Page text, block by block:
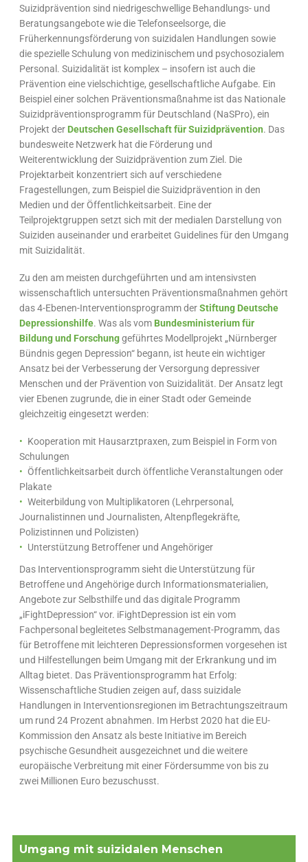
Suizidprävention sind niedrigeschwellige Behandlungs- und
Beratungsangebote wie die Telefonseelsorge, die
Früherkennungsförderung von suizidalen Handlungen sowie
die spezielle Schulung von medizinischem und psychosozialem
Personal. Suizidalität ist komplex – insofern ist auch die
Prävention eine vielschichtige, gesellschaftliche Aufgabe. Ein
Beispiel einer solchen Präventionsmaßnahme ist das Nationale
Suizidpräventionsprogramm für Deutschland (NaSPro), ein
Projekt der Deutschen Gesellschaft für Suizidprävention. Das
bundesweite Netzwerk hat die Förderung und
Weiterentwicklung der Suizidprävention zum Ziel. Die
Projektarbeit konzentriert sich auf verschiedene
Fragestellungen, zum Beispiel die Suizidprävention in den
Medien und der Öffentlichkeitsarbeit. Eine der
Teilprojektgruppen setzt sich mit der medialen Darstellung von
Suiziden auseinander und erarbeitet Guidelines für den Umgang
mit Suizidalität.
Zu den am meisten durchgeführten und am intensivsten
wissenschaftlich untersuchten Präventionsmaßnahmen gehört
das 4-Ebenen-Interventionsprogramm derStiftung Deutsche
Depressionshilfe. Was als vom Bundesministerium für
Bildung und Forschunggeführtes Modellprojekt „Nürnberger
Bündnis gegen Depression“ begann, ist heute ein wichtiger
Ansatz bei der Verbesserung der Versorgung depressiver
Menschen und der Prävention von Suizidalität. Der Ansatz legt
vier Ebenen zugrunde, die in einer Stadt oder Gemeinde
gleichzeitig eingesetzt werden:
Kooperation mit Hausarztpraxen, zum Beispiel in Form von
Schulungen
Öffentlichkeitsarbeit durch öffentliche Veranstaltungen oder
Plakate
Weiterbildung von Multiplikatoren (Lehrpersonal,
Journalistinnen und Journalisten, Altenpflegekräfte,
Polizistinnen und Polizisten)
Unterstützung Betroffener und Angehöriger
Das Interventionsprogramm sieht die Unterstützung für
Betroffene und Angehörige durch Informationsmaterialien,
Angebote zur Selbsthilfe und das digitale Programm
„iFightDepression“ vor. iFightDepression ist ein vom
Fachpersonal begleitetes Selbstmanagement-Programm, das
für Betroffene mit leichteren Depressionsformen vorgesehen ist
und Hilfestellungen beim Umgang mit der Erkrankung und im
Alltag bietet. Das Präventionsprogramm hat Erfolg:
Wissenschaftliche Studien zeigen auf, dass suizidale
Handlungen in Interventionsregionen im Betrachtungszeitraum
um rund 24 Prozent abnahmen. Im Herbst 2020 hat die EU-
Kommission den Ansatz als beste Initiative im Bereich
psychische Gesundheit ausgezeichnet und die weitere
europäische Verbreitung mit einer Fördersumme von bis zu
zwei Millionen Euro bezuschusst.
Umgang mit suizidalen Menschen